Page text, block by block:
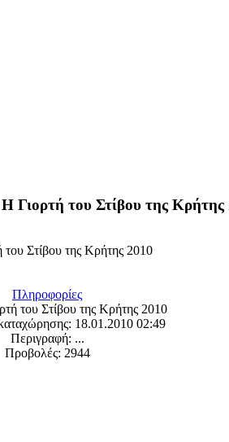
Η Γιορτή του Στίβου της Κρήτης
Πληροφορίες
του Στίβου της Κρήτης 2010
18.01.2010 02:49
Περιγραφή: ...
Προβολές: 2944